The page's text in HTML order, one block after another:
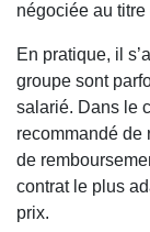
négociée au titre
En pratique, il
groupe sont
salarié. Dans le
recommandé de
de
contrat le plus
prix.